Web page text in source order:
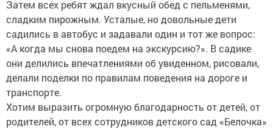
Затем всех ребят ждал вкусный обед с пельменями,
сладким пирожным. Усталые, но довольные дети
садились в автобус и задавали один и тот же вопрос:
«А когда мы снова поедем на экскурсию?». В садике
они делились впечатлениями об увиденном, рисовали,
делали поделки по правилам поведения на дороге и
транспорте.
Хотим выразить огромную благодарность от детей, от
родителей, от всех сотрудников детского сад «Белочка»